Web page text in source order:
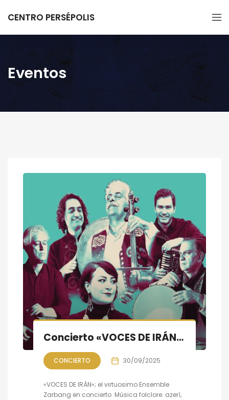
CENTRO PERSÉPOLIS
Eventos
Concierto «VOCES DE IRÁN»: música folclore azerí, lorí y bakhtiari
CONCIERTO 30/09/2025
«VOCES DE IRÁN»; el virtuosimo Ensemble
Zarbang en concierto Música folclore: azerí,